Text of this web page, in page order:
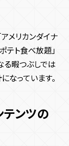
メリカンダイナ
テト食べ放題」
る暇つぶしでは
なっています。
ンツの